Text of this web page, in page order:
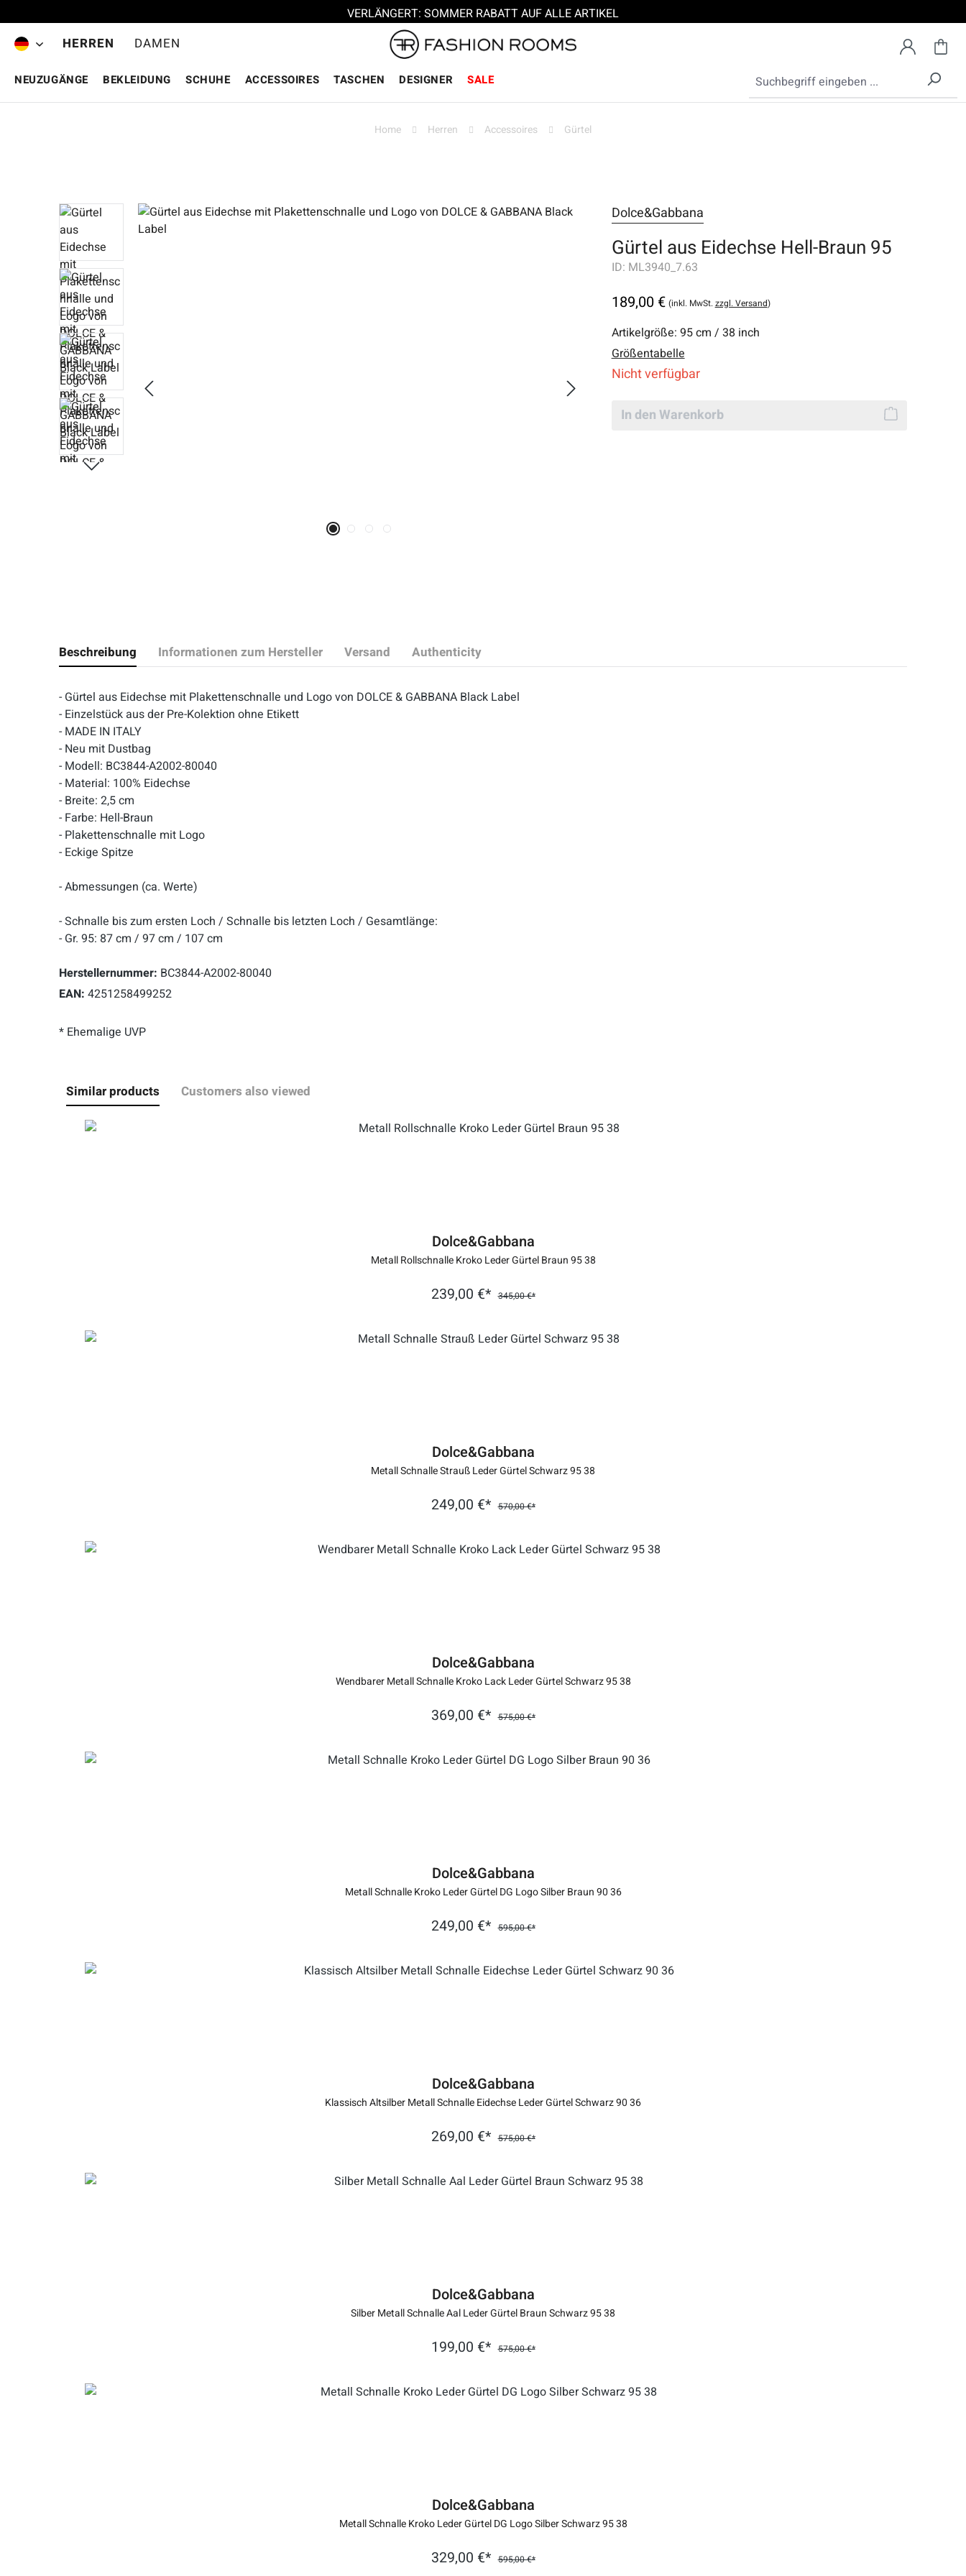
VERLÄNGERT: SOMMER RABATT AUF ALLE ARTIKEL
HERREN DAMEN
NEUZUGÄNGE BEKLEIDUNG SCHUHE ACCESSOIRES TASCHEN DESIGNER SALE
Home Herren Accessoires Gürtel
Bildergalerie überspringen Dolce&Gabbana
Gürtel aus Eidechse Hell-Braun 95
ID: ML3940_7.63
189,00 € (inkl. MwSt.zzgl. Versand)
Artikelgröße: 95 cm / 38 inch
Größentabelle
Nicht verfügbar
In den Warenkorb
Beschreibung Informationen zum Hersteller Versand Authenticity
- Gürtel aus Eidechse mit Plakettenschnalle und Logo von DOLCE & GABBANA Black Label
- Einzelstück aus der Pre-Kolektion ohne Etikett
- MADE IN ITALY
- Neu mit Dustbag
- Modell: BC3844-A2002-80040
- Material: 100% Eidechse
- Breite: 2,5 cm
- Farbe: Hell-Braun
- Plakettenschnalle mit Logo
- Eckige Spitze
- Abmessungen (ca. Werte)
- Schnalle bis zum ersten Loch / Schnalle bis letzten Loch / Gesamtlänge:
- Gr. 95: 87 cm / 97 cm / 107 cm
Herstellernummer: BC3844-A2002-80040
EAN: 4251258499252
* Ehemalige UVP
Similar products Customers also viewed
Dolce&Gabbana
Metall Rollschnalle Kroko Leder Gürtel Braun 95 38
239,00 €* 345,00 €*
Dolce&Gabbana
Metall Schnalle Strauß Leder Gürtel Schwarz 95 38
249,00 €* 570,00 €*
Dolce&Gabbana
Wendbarer Metall Schnalle Kroko Lack Leder Gürtel Schwarz 95 38
369,00 €* 575,00 €*
Dolce&Gabbana
Metall Schnalle Kroko Leder Gürtel DG Logo Silber Braun 90 36
249,00 €* 595,00 €*
Dolce&Gabbana
Klassisch Altsilber Metall Schnalle Eidechse Leder Gürtel Schwarz 90 36
269,00 €* 575,00 €*
Dolce&Gabbana
Silber Metall Schnalle Aal Leder Gürtel Braun Schwarz 95 38
199,00 €* 575,00 €*
Dolce&Gabbana
Metall Schnalle Kroko Leder Gürtel DG Logo Silber Schwarz 95 38
329,00 €* 595,00 €*